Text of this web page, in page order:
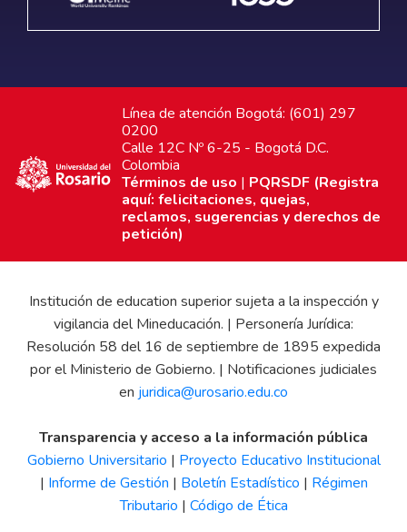
Línea de atención Bogotá: (601) 297
0200
Calle 12C Nº 6-25 - Bogotá D.C.
Colombia
Términos de uso | PQRSDF (Registra
aquí: felicitaciones, quejas,
reclamos, sugerencias y derechos de
petición)
Institución de education superior sujeta a la inspección y
vigilancia del Mineducación. | Personería Jurídica:
Resolución 58 del 16 de septiembre de 1895 expedida
por el Ministerio de Gobierno. | Notificaciones judiciales
en juridica@urosario.edu.co
Transparencia y acceso a la información pública
Gobierno Universitario | Proyecto Educativo Institucional
| Informe de Gestión | Boletín Estadístico | Régimen
Tributario | Código de Ética